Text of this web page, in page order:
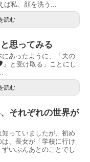
私、顔を洗う...
読む
思ってみる
あったように、「夫の
』と受け取る」ことにし
読む
それぞれの世界が
知っていましたが、初め
、長女が「学校に行け
いぶんあとのことでし